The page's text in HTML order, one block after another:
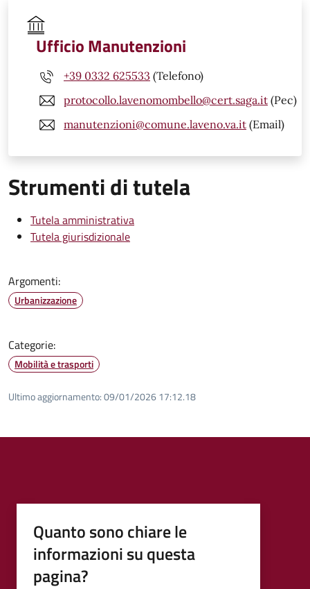
Ufficio Manutenzioni
+39 0332 625533 (Telefono)
protocollo.lavenomombello@cert.saga.it (Pec)
manutenzioni@comune.laveno.va.it (Email)
Strumenti di tutela
Tutela amministrativa
Tutela giurisdizionale
Argomenti:
Urbanizzazione
Categorie:
Mobilità e trasporti
Ultimo aggiornamento:09/01/2026 17:12.18
Quanto sono chiare le
informazioni su questa
pagina?